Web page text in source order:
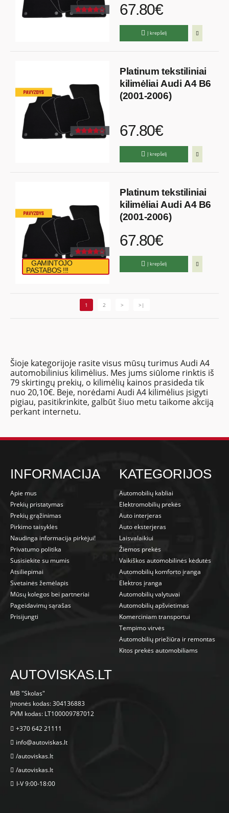
67.80€
Į krepšelį
Platinum tekstiliniai
kilimėliai Audi A4 B6
(2001-2006)
67.80€
Į krepšelį
GAMINTOJO
PASTABOS !!!
Platinum tekstiliniai
kilimėliai Audi A4 B6
(2001-2006)
67.80€
Į krepšelį
1 2 > >|
Šioje kategorijoje rasite visus mūsų turimus Audi A4
automobilinius kilimėlius. Mes jums siūlome rinktis iš
79 skirtingų prekių, o kilimėlių kainos prasideda tik
nuo 20,10€. Beje, norėdami Audi A4 kilimėlius įsigyti
pigiau, pasitikrinkite, galbūt šiuo metu taikome akciją
perkant internetu.
INFORMACIJA
Apie mus
Prekių pristatymas
Prekių grąžinimas
Pirkimo taisyklės
Naudinga informacija pirkėjui!
Privatumo politika
Susisiekite su mumis
Atsiliepimai
Svetainės žemėlapis
Mūsų kolegos bei partneriai
Pageidavimų sąrašas
Prisijungti
KATEGORIJOS
Automobilių kabliai
Elektromobilių prekės
Auto interjeras
Auto eksterjeras
Laisvalaikiui
Žiemos prekės
Vaikiškos automobilinės kėdutės
Automobilių komforto įranga
Elektros įranga
Automobilių valytuvai
Automobilių apšvietimas
Komerciniam transportui
Tempimo virvės
Automobilių priežiūra ir remontas
Kitos prekės automobiliams
AUTOVISKAS.LT
MB "Skolas"
Įmonės kodas: 304136883
PVM kodas: LT100009787012
+370 642 21111
info@autoviskas.lt
/autoviskas.lt
/autoviskas.lt
I-V 9:00-18:00